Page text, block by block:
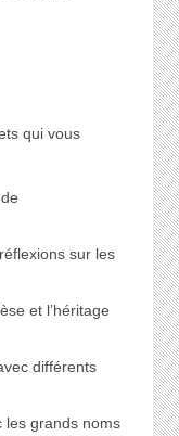
qui vous
sur les
et l’héritage
différents
les grands noms